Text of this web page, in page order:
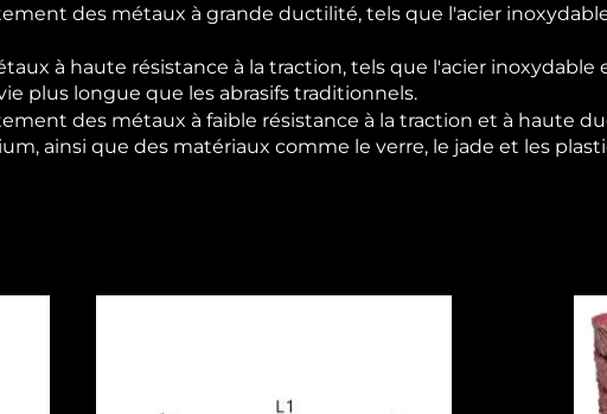
des métaux à grande ductilité, tels que l'acier
à haute résistance à la traction, tels que l'acier
plus longue que les abrasifs traditionnels.
des métaux à faible résistance à la traction et à haute
ainsi que des matériaux comme le verre, le jade et les